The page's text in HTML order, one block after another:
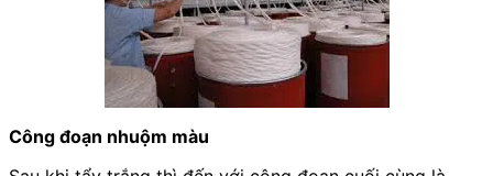
Công đoạn nhuộm màu